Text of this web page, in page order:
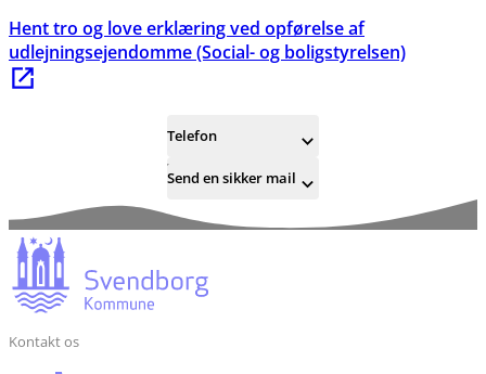
Hent tro og love erklæring ved opførelse af
udlejningsejendomme (Social- og boligstyrelsen)
Telefon
Send en sikker mail
Kontakt os